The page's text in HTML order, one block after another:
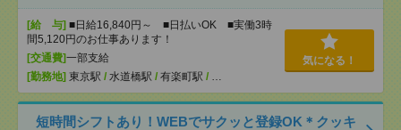
[給 与] ■日給16,840円～ ■日払いOK ■実働3時
間5,120円のお仕事あります！
[交通費]一部支給
[勤務地] 東京駅 / 水道橋駅 / 有楽町駅 / …
気になる！
短時間シフトあり！WEBでサクッと登録OK＊クッキ